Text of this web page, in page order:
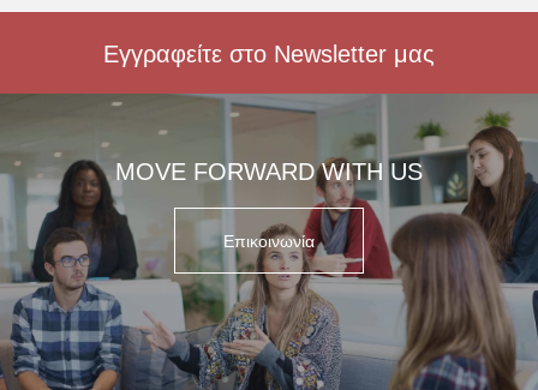
Εγγραφείτε στο Newsletter μας
MOVE FORWARD WITH US
Επικοινωνία